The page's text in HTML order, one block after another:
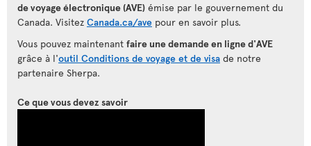
de voyage électronique (AVE) émise par le gouvernement du
Canada. Visitez Canada.ca/ave pour en savoir plus.
Vous pouvez maintenant faire une demande en ligne d'AVE
grâce à l'outil Conditions de voyage et de visa
partenaire Sherpa.
Ce que vous devez savoir